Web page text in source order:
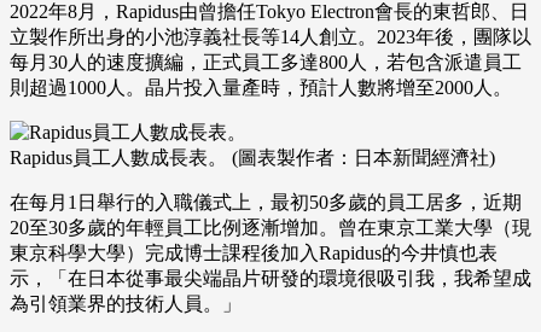
2022年8月，Rapidus由曾擔任Tokyo Electron會長的東哲郎、日
立製作所出身的小池淳義社長等14人創立。2023年後，團隊以
每月30人的速度擴編，正式員工多達800人，若包含派遣員工
則超過1000人。晶片投入量產時，預計人數將增至2000人。
Rapidus員工人數成長表。 (圖表製作者：日本新聞經濟社)
在每月1日舉行的入職儀式上，最初50多歲的員工居多，近期
20至30多歲的年輕員工比例逐漸增加。曾在東京工業大學（現
東京科學大學）完成博士課程後加入Rapidus的今井慎也表
示，「在日本從事最尖端晶片研發的環境很吸引我，我希望成
為引領業界的技術人員。」